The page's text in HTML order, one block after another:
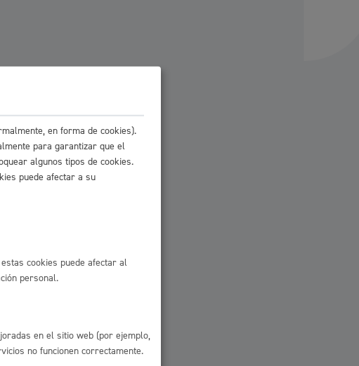
humanos y convivencia
en forma de cookies).
para garantizar que el
algunos tipos de cookies.
puede afectar a su
cookies puede afectar al
personal.
en el sitio web (por ejemplo,
no funcionen correctamente.